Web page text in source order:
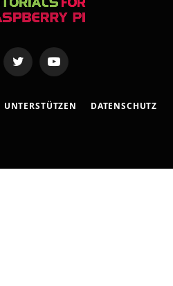
Twitter YouTube
UNTERSTÜTZEN DATENSCHUTZ